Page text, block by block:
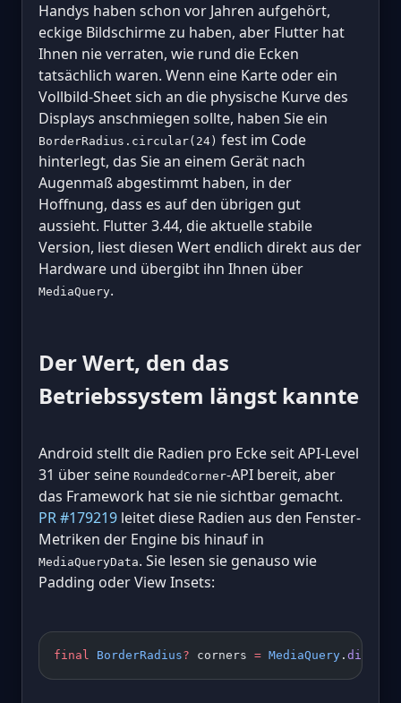
Handys haben schon vor Jahren aufgehört,
eckige Bildschirme zu haben, aber Flutter hat
Ihnen nie verraten, wie rund die Ecken
tatsächlich waren. Wenn eine Karte oder ein
Vollbild-Sheet sich an die physische Kurve des
Displays anschmiegen sollte, haben Sie ein
BorderRadius.circular(24) fest im Code
hinterlegt, das Sie an einem Gerät nach
Augenmaß abgestimmt haben, in der
Hoffnung, dass es auf den übrigen gut
aussieht. Flutter 3.44, die aktuelle stabile
Version, liest diesen Wert endlich direkt aus der
Hardware und übergibt ihn Ihnen über
MediaQuery.
Der Wert, den das
Betriebssystem längst kannte
Android stellt die Radien pro Ecke seit API-Level
31 über seine RoundedCorner-API bereit, aber
das Framework hat sie nie sichtbar gemacht.
PR #179219 leitet diese Radien aus den Fenster-
Metriken der Engine bis hinauf in
MediaQueryData. Sie lesen sie genauso wie
Padding oder View Insets:
final BorderRadius? corners = MediaQuery .